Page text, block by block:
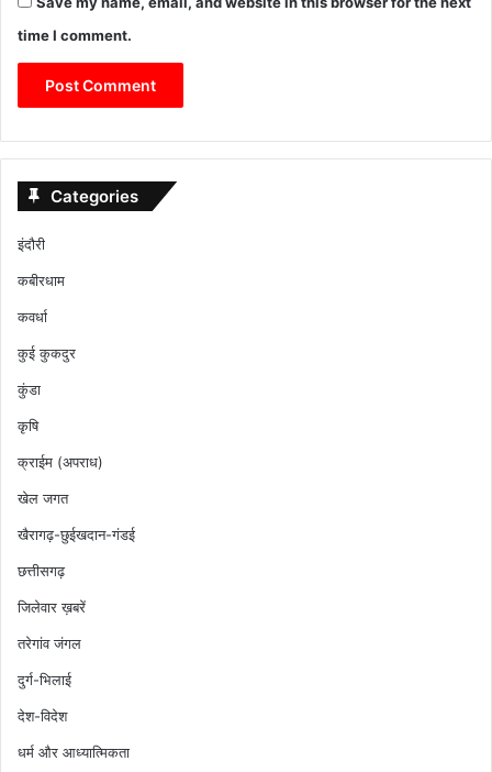
time I comment.
Categories
इंदौरी
कबीरधाम
कवर्धा
कुई कुकदुर
कुंडा
कृषि
क्राईम (अपराध)
खेल जगत
खैरागढ़-छुईखदान-गंडई
छत्तीसगढ़
जिलेवार ख़बरें
तरेगांव जंगल
दुर्ग-भिलाई
देश-विदेश
धर्म और आध्यात्मिकता